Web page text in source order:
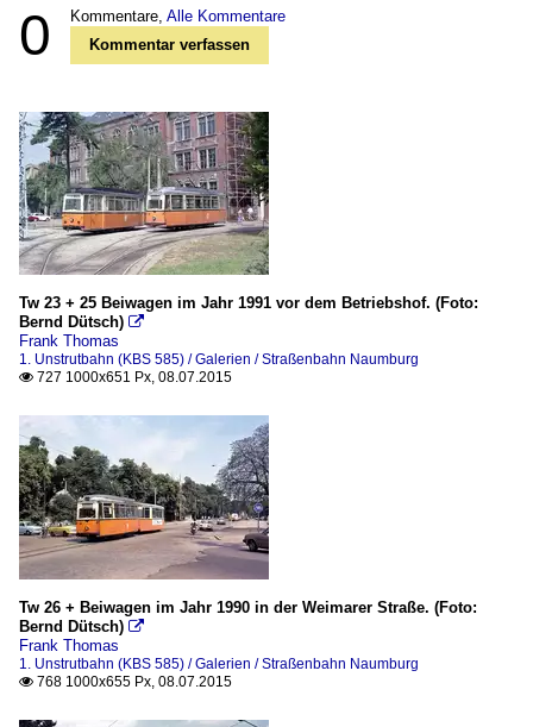
0 Kommentare, Alle Kommentare
Kommentar verfassen
Tw 23 + 25 Beiwagen im Jahr 1991 vor dem Betriebshof. (Foto:
Bernd Dütsch) 
Frank Thomas
1. Unstrutbahn (KBS 585) / Galerien / Straßenbahn Naumburg
 727 1000x651 Px, 08.07.2015
Tw 26 + Beiwagen im Jahr 1990 in der Weimarer Straße. (Foto:
Bernd Dütsch) 
Frank Thomas
1. Unstrutbahn (KBS 585) / Galerien / Straßenbahn Naumburg
 768 1000x655 Px, 08.07.2015